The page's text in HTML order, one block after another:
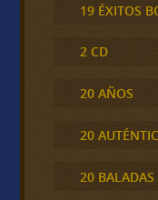
19 ÉXITOS
2 CD
20 AÑOS
20
20 BALADAS